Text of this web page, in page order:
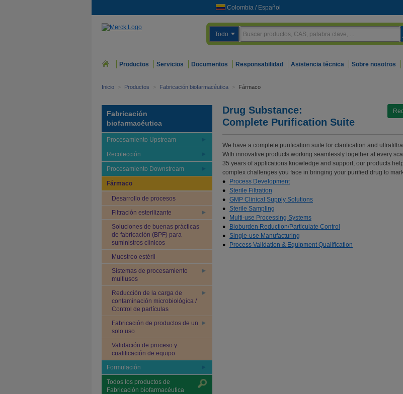
Colombia / Español
Todo
Productos Servicios Documentos Responsabilidad Asistencia técnica Sobre nosotros
Inicio > Productos > Fabricación biofarmacéutica > Fármaco
Fabricación
biofarmacéutica
Procesamiento Upstream
Recolección
Procesamiento Downstream
Fármaco
Desarrollo de procesos
Filtración esterilizante
Soluciones de buenas prácticas
de fabricación (BPF) para
suministros clínicos
Muestreo estéril
Sistemas de procesamiento
multiusos
Reducción de la carga de
contaminación microbiológica /
Control de partículas
Fabricación de productos de un
solo uso
Validación de proceso y
cualificación de equipo
Formulación
Todos los productos de
Fabricación biofarmacéutica
Drug Substance:
Complete Purification Suite
We have a complete purification suite for clarification and
With innovative products working seamlessly together at every
35 years of applications knowledge and support, our products
complex challenges you face in bringing your purified drug to
Process Development
Sterile Filtration
GMP Clinical Supply Solutions
Sterile Sampling
Multi-use Processing Systems
Bioburden Reduction/Particulate Control
Single-use Manufacturing
Process Validation & Equipment Qualification